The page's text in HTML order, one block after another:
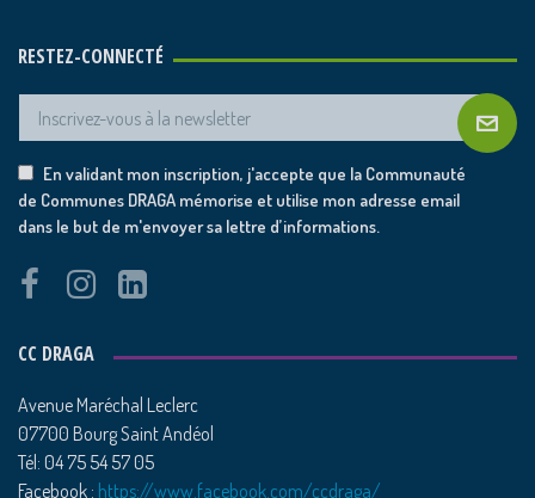
RESTEZ-CONNECTÉ
En validant mon inscription, j'accepte que la Communauté
de Communes DRAGA mémorise et utilise mon adresse email
dans le but de m'envoyer sa lettre d’informations.
CC DRAGA
Avenue Maréchal Leclerc
07700 Bourg Saint Andéol
Tél: 04 75 54 57 05
Facebook : https://www.facebook.com/ccdraga/